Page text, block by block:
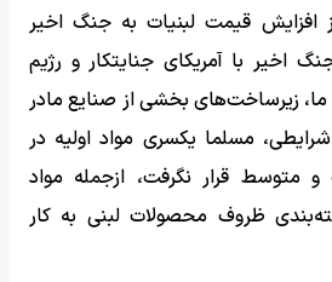
قیمت لبنیات به جنگ اخیر
اخیر با آمریکای جنایتکار و رژیم
زیرساخت‌های بخشی از صنایع مادر
مسلما یکسری مواد اولیه در
قرار نگرفت، ازجمله مواد
ظروف محصولات لبنی به کار